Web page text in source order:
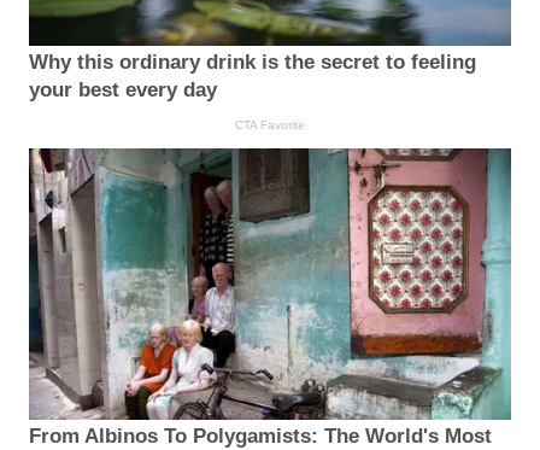
Why this ordinary drink is the secret to feeling
your best every day
CTA Favorite
From Albinos To Polygamists: The World's Most